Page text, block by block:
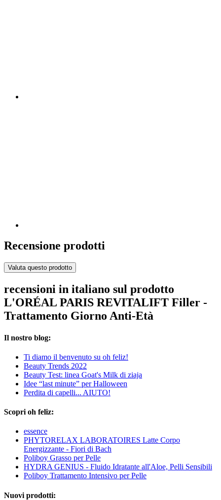
Recensione prodotti
Valuta questo prodotto
recensioni in italiano sul prodotto
L'ORÉAL PARIS REVITALIFT Filler -
Trattamento Giorno Anti-Età
Il nostro blog:
Ti diamo il benvenuto su oh feliz!
Beauty Trends 2022
Beauty Test: linea Goat's Milk di ziaja
Idee “last minute” per Halloween
Perdita di capelli... AIUTO!
Scopri oh feliz:
essence
PHYTORELAX LABORATOIRES Latte Corpo
Energizzante - Fiori di Bach
Poliboy Grasso per Pelle
HYDRA GENIUS - Fluido Idratante all'Aloe, Pelli Sensibili
Poliboy Trattamento Intensivo per Pelle
Nuovi prodotti: